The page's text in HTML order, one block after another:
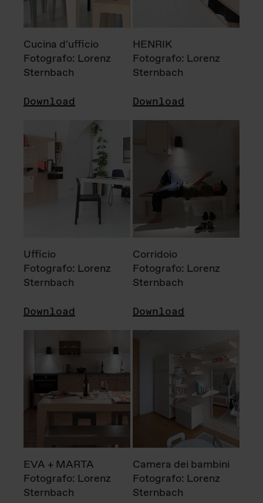
Cucina d'ufficio
Fotografo: Lorenz
Sternbach
Download
HENRIK
Fotografo: Lorenz
Sternbach
Download
Ufficio
Fotografo: Lorenz
Sternbach
Download
Corridoio
Fotografo: Lorenz
Sternbach
Download
EVA + MARTA
Fotografo: Lorenz
Sternbach
Camera dei bambini
Fotografo: Lorenz
Sternbach